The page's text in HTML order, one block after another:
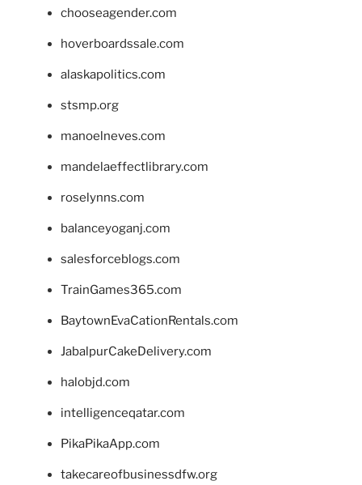
chooseagender.com
hoverboardssale.com
alaskapolitics.com
stsmp.org
manoelneves.com
mandelaeffectlibrary.com
roselynns.com
balanceyoganj.com
salesforceblogs.com
TrainGames365.com
BaytownEvaCationRentals.com
JabalpurCakeDelivery.com
halobjd.com
intelligenceqatar.com
PikaPikaApp.com
takecareofbusinessdfw.org